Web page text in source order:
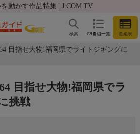
動かす作品特集 | J:COM TV
CS番組一覧 番組表
検索
目指せ大物!福岡県でライトジギングに
目指せ大物!福岡県でラ
挑戦